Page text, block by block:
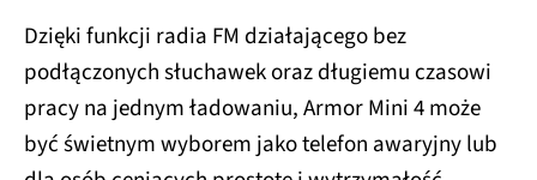
Dzięki funkcji radia FM działającego bez
podłączonych słuchawek oraz długiemu czasowi
pracy na jednym ładowaniu, Armor Mini 4 może
być świetnym wyborem jako telefon awaryjny lub